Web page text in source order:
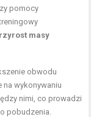
pomocy
masy
obwodu
na wykonywaniu
nimi, co prowadzi
pobudzenia.